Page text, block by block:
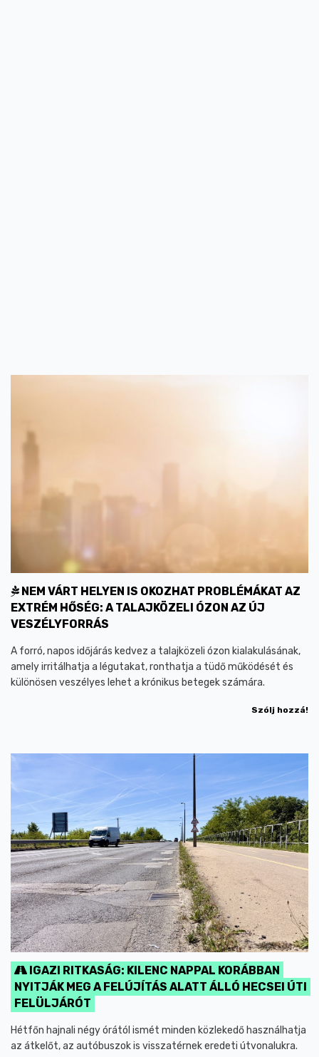
NEM VÁRT HELYEN IS OKOZHAT PROBLÉMÁKAT AZ
EXTRÉM HŐSÉG: A TALAJKÖZELI ÓZON AZ ÚJ
VESZÉLYFORRÁS
A forró, napos időjárás kedvez a talajközeli ózon kialakulásának,
amely irritálhatja a légutakat, ronthatja a tüdő működését és
különösen veszélyes lehet a krónikus betegek számára.
Szólj hozzá!
IGAZI RITKASÁG: KILENC NAPPAL KORÁBBAN
NYITJÁK MEG A FELÚJÍTÁS ALATT ÁLLÓ HECSEI ÚTI
FELÜLJÁRÓT
Hétfőn hajnali négy órától ismét minden közlekedő használhatja
az átkelőt, az autóbuszok is visszatérnek eredeti útvonalukra.